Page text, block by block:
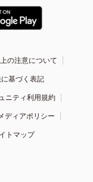
の注意について
基づく表記
ニティ利用規約
ディアポリシー
トマップ